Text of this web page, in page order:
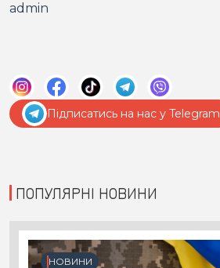
admin
Підписатись на нас у Telegram
ПОПУЛЯРНІ НОВИНИ
НОВИНИ